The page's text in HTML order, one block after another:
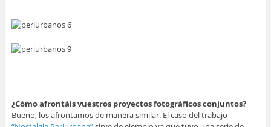
¿Cómo afrontáis vuestros proyectos fotográficos conjuntos?
Bueno, los afrontamos de manera similar. El caso del trabajo